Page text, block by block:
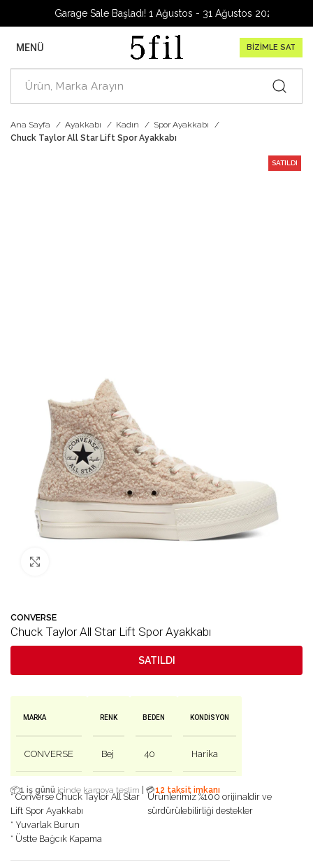
Garage Sale Başladı! 1 Ağustos - 31 Ağustos 2026
MENÜ BİZİMLE SAT
Ana Sayfa Ayakkabı Kadın
Spor Ayakkabı
Chuck Taylor All Star Lift Spor Ayakkabı
SATILDI
CONVERSE
Chuck Taylor All Star Lift Spor Ayakkabı
SATILDI
MARKA
CONVERSE
RENK
Bej
BEDEN
40
KONDISYON
Harika
📦1 iş günü içinde kargoya teslim 💳12 taksit imkanı
* Converse Chuck Taylor All Star
Lift Spor Ayakkabı
* Yuvarlak Burun
* Üstte Bağcık Kapama
Ürünlerimiz %100 orijinaldir ve
sürdürülebilirliği destekler